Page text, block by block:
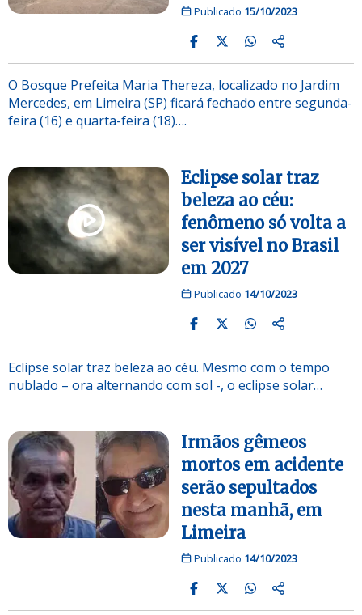
Publicado 15/10/2023
O Bosque Prefeita Maria Thereza, localizado no Jardim
Mercedes, em Limeira (SP) ficará fechado entre segunda-
feira (16) e quarta-feira (18)….
Eclipse solar traz
beleza ao céu:
fenômeno só volta a
ser visível no Brasil
em 2027
Publicado 14/10/2023
Eclipse solar traz beleza ao céu. Mesmo com o tempo
nublado – ora alternando com sol -, o eclipse solar…
Irmãos gêmeos
mortos em acidente
serão sepultados
nesta manhã, em
Limeira
Publicado 14/10/2023